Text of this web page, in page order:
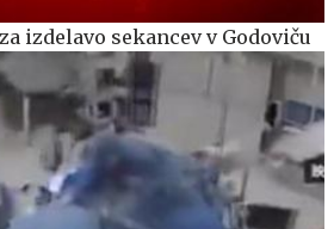
izdelavo sekancev v Godoviču